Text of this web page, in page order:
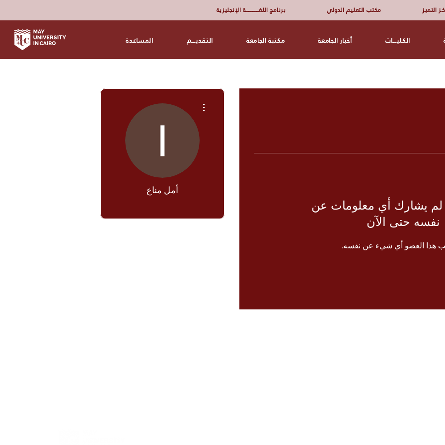
برنامج اللغــــــــــــــــة الإنجليزية مكتب التعليم الدولي التميز
المساعدة التقديـــم مكتبة الجامعة أخبار الجامعة الكليـــات
لم يشارك أي معلومات عن
نفسه حتى الآن
هذا العضو أي شيء عن نفسه.
أمل مناع